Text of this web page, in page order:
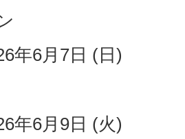
年6月7日 (日)
年6月9日 (火)